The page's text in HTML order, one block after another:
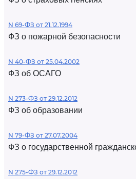
N 69-ФЗ от 21.12.1994
ФЗ о пожарной безопасности
N 40-ФЗ от 25.04.2002
ФЗ об ОСАГО
N 273-ФЗ от 29.12.2012
ФЗ об образовании
N 79-ФЗ от 27.07.2004
ФЗ о государственной
N 275-ФЗ от 29.12.2012